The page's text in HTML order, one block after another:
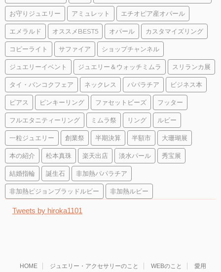
お守りジュエリー アミュレット エチオピア産オパール
エメラルド オススメBEST5 オパール カスタマイズリング
コピーライト サファイア ショップチャンネル
ジュエリーイベント ジュエリー＆ウォッチミムラ スリランカ展
タイ・バンコクフェア ネックレス パパラチア ビジネス本
ピアス ピンキーリング ファセットビーズ フッター
フルエタニティーリング ミムラ祭 リング ルビー
一粒ジュエリー 創業祭 半期決算 半額市 大珊瑚展
本の紹介 松本真珠 楽天出店 淡水パール 秀宝展
結婚指輪 誕生石 非加熱パパラチア
非加熱ピジョンブラッドルビー 非加熱ルビー
Tweets by hiroka1101
HOME ジュエリー・アクセサリーのこと WEBのこと
愛用